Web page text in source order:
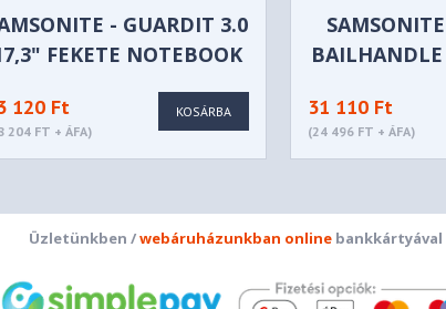
- GUARDIT 3.0
FEKETE NOTEBOOK
120 Ft
204 FT + ÁFA)
KOSÁRBA 31 110 Ft
(24 496 FT + ÁFA)
Üzletünkben /webáruházunkban online